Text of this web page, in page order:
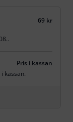
69 kr
.
Pris i kassan
kassan.